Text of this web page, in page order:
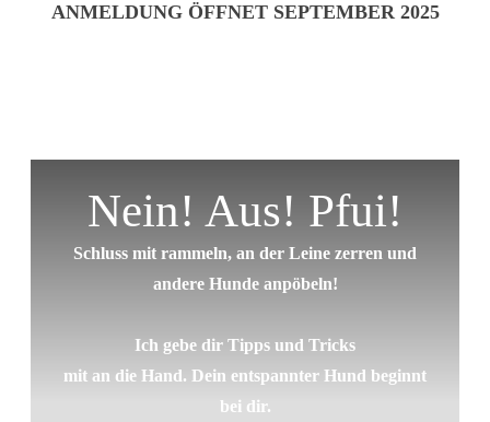
ANMELDUNG ÖFFNET SEPTEMBER 2025
Nein! Aus! Pfui!
Schluss mit rammeln, an der Leine zerren und
andere Hunde anpöbeln!
Ich gebe dir Tipps und Tricks
mit an die Hand. Dein entspannter Hund beginnt
bei dir.